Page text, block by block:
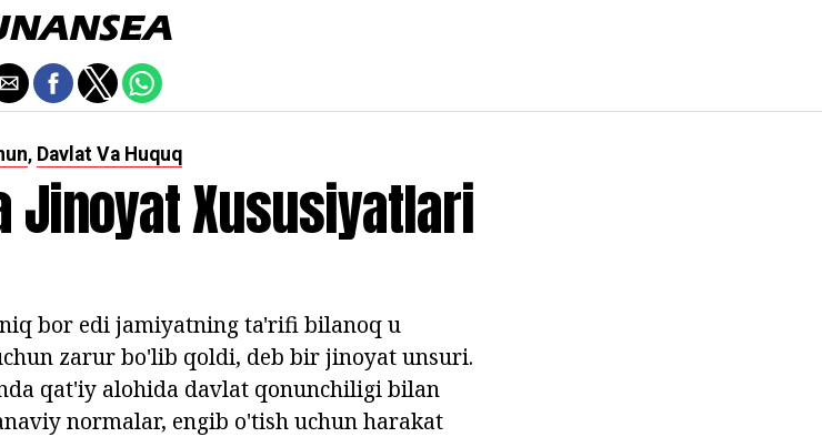
, Davlat Va Huquq
Jinoyat Xususiyatlari
bor edi jamiyatning ta'rifi bilanoq u
zarur bo'lib qoldi, deb bir jinoyat unsuri.
qat'iy alohida davlat qonunchiligi bilan
normalar, engib o'tish uchun harakat